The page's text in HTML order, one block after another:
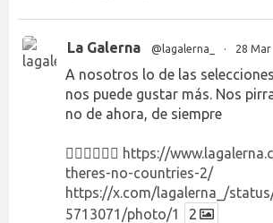
La Galerna @lagalerna_ · 28 Mar
A nosotros lo de las
nos puede gustar más. Nos
no de ahora, de siempre
👉🏻👉🏻👉🏻 https://
theres-no-countries-2/
https://x.com/lagalerna_/
5713071/photo/1
2